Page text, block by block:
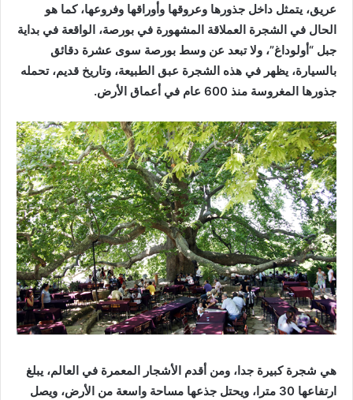
عريق، يتمثل داخل جذورها وعروقها وأوراقها وفروعها، كما هو
الحال في الشجرة العملاقة المشهورة في بورصة، الواقعة في بداية
جبل “أولوداغ”، ولا تبعد عن وسط بورصة سوى عشرة دقائق
بالسيارة، يظهر في هذه الشجرة عبق الطبيعة، وتاريخ قديم، تحمله
جذورها المغروسة منذ 600 عام في أعماق الأرض.
هي شجرة كبيرة جدا، ومن أقدم الأشجار المعمرة في العالم، يبلغ
ارتفاعها 30 مترا، ويحتل جذعها مساحة واسعة من الأرض، ويصل